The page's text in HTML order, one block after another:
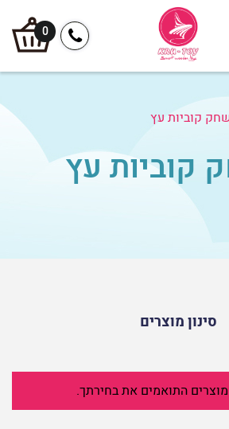
0
קוביות עץ
קוביות עץ
סינון מוצרים
התואמים את בחירתך.